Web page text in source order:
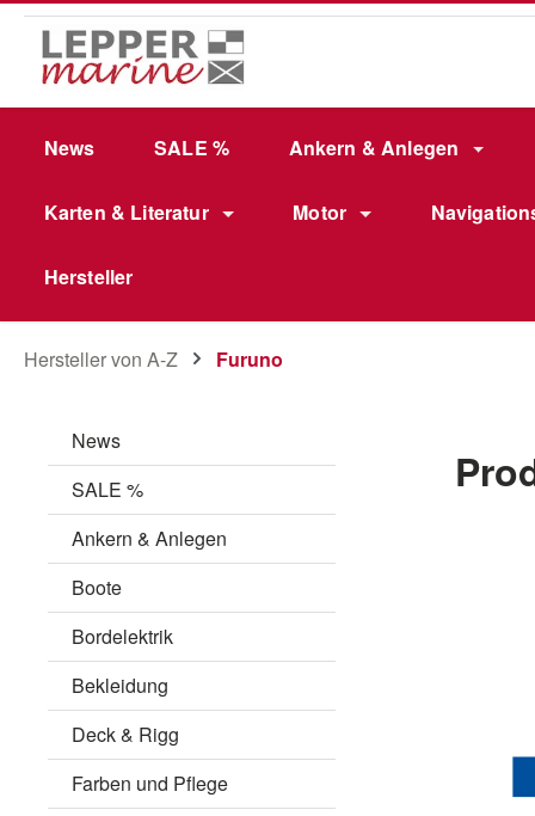
Hauptinhalt springen
Zur Suche springen
Zur Hauptnavigation springen
News SALE % Ankern & Anlegen
Karten & Literatur Motor
Hersteller
Hersteller von A-Z Furuno
News
SALE %
Ankern & Anlegen
Boote
Bordelektrik
Bekleidung
Deck & Rigg
Farben und Pflege